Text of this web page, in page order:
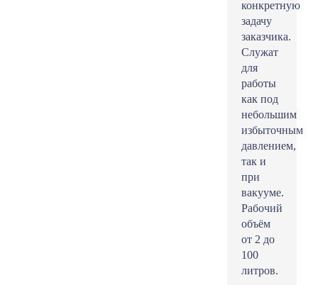
конкретную
задачу
заказчика.
Служат
для
работы
как под
небольшим
избыточным
давлением,
так и
при
вакууме.
Рабочий
объём
от 2 до
100
литров.